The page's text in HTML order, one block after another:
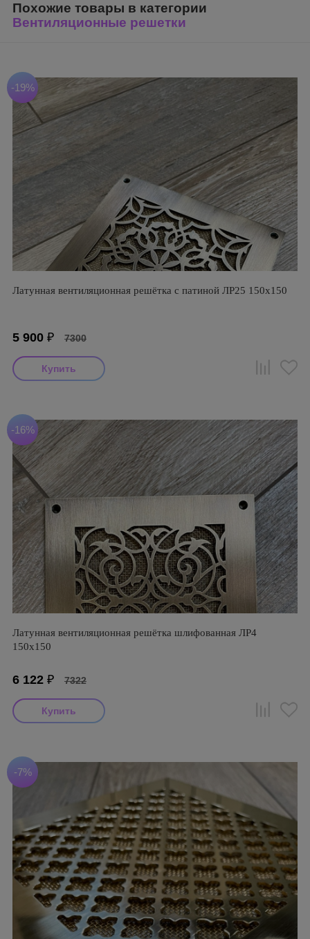
Похожие товары в категории
Вентиляционные решетки
-19%
Латунная вентиляционная решётка с патиной ЛР25 150х150
5 900 ₽ 7300
-16%
Латунная вентиляционная решётка шлифованная ЛР4
150х150
6 122 ₽ 7322
-7%